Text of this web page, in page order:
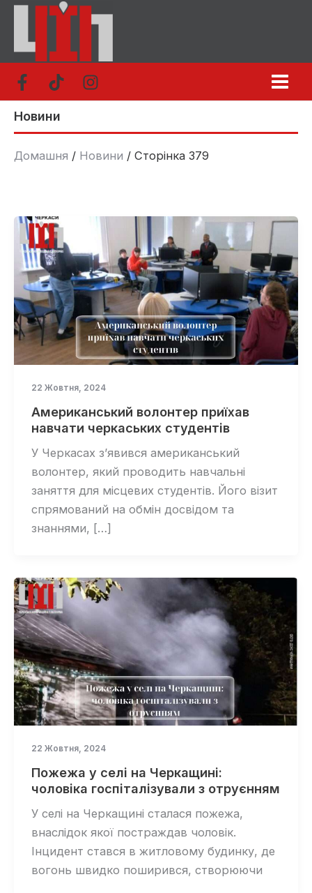
Перейти
вмісту
Новини
Домашня Новини Сторінка 379
22 Жовтня, 2024
Американський волонтер приїхав
навчати черкаських студентів
У Черкасах з’явився американський
волонтер, який проводить навчальні
заняття для місцевих студентів. Його візит
спрямований на обмін досвідом та
знаннями, […]
22 Жовтня, 2024
Пожежа у селі на Черкащині:
чоловіка госпіталізували з отруєнням
У селі на Черкащині сталася пожежа,
внаслідок якої постраждав чоловік.
Інцидент стався в житловому будинку, де
вогонь швидко поширився, створюючи